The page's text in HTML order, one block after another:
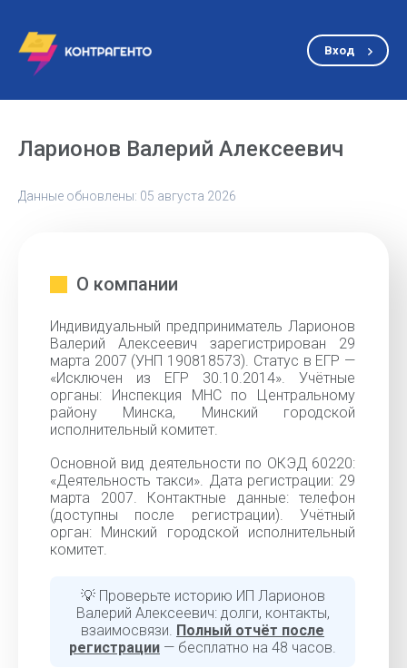
Вход
Ларионов Валерий Алексеевич
Данные обновлены: 05 августа 2026
О компании
Индивидуальный предприниматель Ларионов
Валерий Алексеевич зарегистрирован 29
марта 2007 (УНП 190818573). Статус в ЕГР —
«Исключен из ЕГР 30.10.2014». Учётные
органы: Инспекция МНС по Центральному
району Минска, Минский городской
исполнительный комитет.
Основной вид деятельности по ОКЭД 60220:
«Деятельность такси». Дата регистрации: 29
марта 2007. Контактные данные: телефон
(доступны после регистрации). Учётный
орган: Минский городской исполнительный
комитет.
💡 Проверьте историю ИП Ларионов
Валерий Алексеевич: долги, контакты,
взаимосвязи. Полный отчёт после
регистрации — бесплатно на 48 часов.